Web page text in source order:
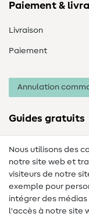
Paiement &
Livraison
Paiement
Annulation
Guides gratuits
Lexique de couture
Tutos de couture
Aide & contact
Nous utilisons des
notre site web et
visiteurs de notre
exemple pour
intégrer des
l'accès à notre site